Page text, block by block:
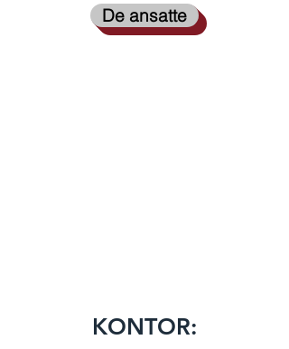
De ansatte
KONTOR: